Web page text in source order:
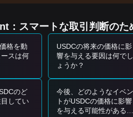
市場の安定性に基づき、以下の参考戦
ン
不均衡により USDC の価格がわずかに
なる可能性があります。
グイベントの後、価格は通常
$0.9950
を大きく下回った場合、より
必要性が生じます。
：スマートな取引判断のた
格を動
スは何
USDCの将来の価格に影
響を与える要因は何でし
ょうか？
のど
してい
今後、どのようなイベン
トがUSDCの価格に影響
を与える可能性があるで